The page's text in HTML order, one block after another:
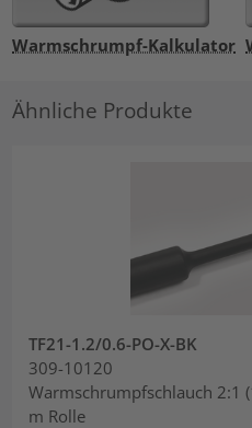
Warmschrumpf-Kalkulator
Ähnliche Produkte
TF21-1.2/0.6-PO-X-BK
309-10120
Warmschrumpfschlauch 2:1
m Rolle